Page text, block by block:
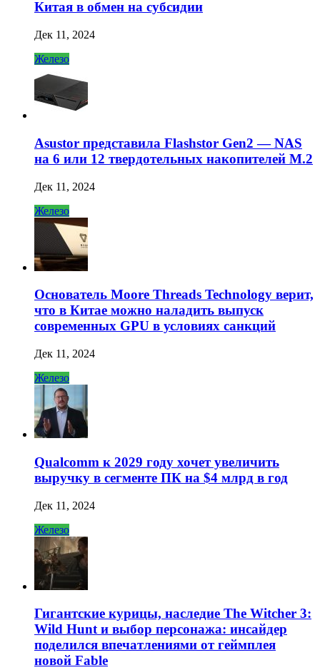
Китая в обмен на субсидии
Дек 11, 2024
Железо
Asustor представила Flashstor Gen2 — NAS
на 6 или 12 твердотельных накопителей M.2
Дек 11, 2024
Железо
Основатель Moore Threads Technology верит,
что в Китае можно наладить выпуск
современных GPU в условиях санкций
Дек 11, 2024
Железо
Qualcomm к 2029 году хочет увеличить
выручку в сегменте ПК на $4 млрд в год
Дек 11, 2024
Железо
Гигантские курицы, наследие The Witcher 3:
Wild Hunt и выбор персонажа: инсайдер
поделился впечатлениями от геймплея
новой Fable